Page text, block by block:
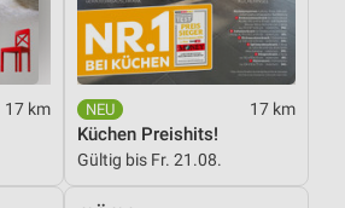
17 km 17 km
Küchen Preishits!
Gültig bis Fr. 21.08.